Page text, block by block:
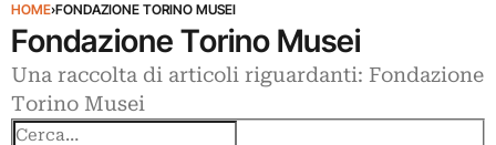
HOME›FONDAZIONE TORINO MUSEI
Fondazione Torino Musei
Una raccolta di articoli riguardanti: Fondazione
Torino Musei